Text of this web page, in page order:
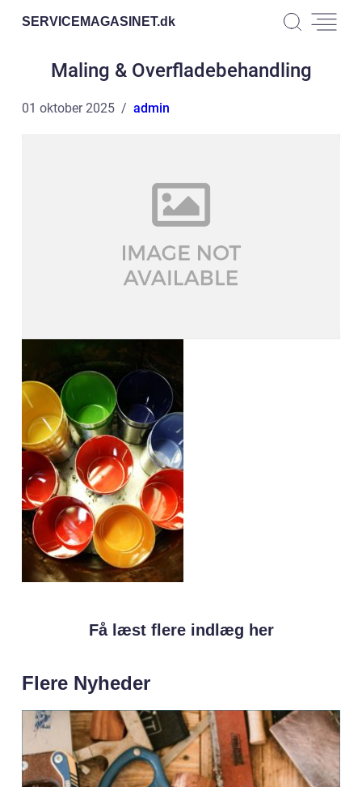
SERVICEMAGASINET.dk
Maling & Overfladebehandling
01 oktober 2025 admin
Få læst flere indlæg her
Flere Nyheder